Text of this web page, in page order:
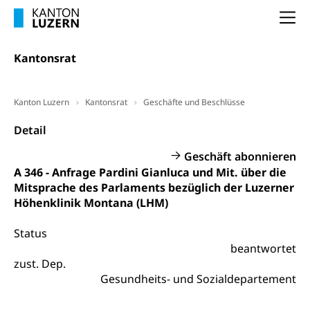
Kantonsrat
Kanton Luzern Kantonsrat Geschäfte und Beschlüsse
Detail
Geschäft abonnieren
A 346 - Anfrage Pardini Gianluca und Mit. über die
Mitsprache des Parlaments bezüglich der Luzerner
Höhenklinik Montana (LHM)
Status
beantwortet
zust. Dep.
Gesundheits- und Sozialdepartement
Dienststelle Steuern - Wissenswertes
AHV-Altersrente (WAS Luzern)
LUPK - Luzerner Pensionskasse
Bildung und Forschung
Wissenschaft, Forschung, Entwicklung, Projekte
Pilotprojekte Klima
Innovative Projekte Landwirtschaft und
Wald
Erwachsenenbildung und Weiterbildung
Umschulung, zweiter Bildungsweg,
Nachdiplomstudium, Zusatzlehre, Höhere
Berufsbildung, Berufsmatura nach Lehre,
Berufsberatung, Standortbestimmung,
Studienberatung, Beratung und Unterstützung,
Berufsabschluss für Erwachsene